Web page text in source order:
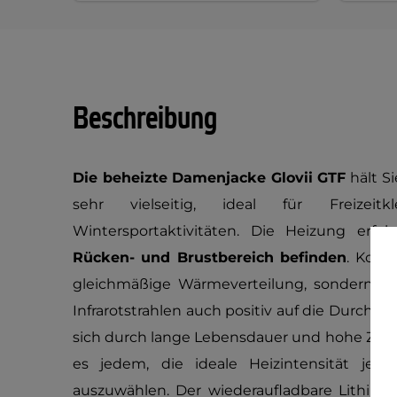
Beschreibung
Die beheizte Damenjacke Glovii GTF hält
sehr vielseitig, ideal für
Wintersportaktivitäten. Die Heizung
Rücken- und Brustbereich befinden.
gleichmäßige Wärmeverteilung, sondern
Infrarotstrahlen auch positiv auf die
sich durch lange Lebensdauer und hohe
es jedem, die ideale Heizintensität je
auszuwählen. Der wiederaufladbare